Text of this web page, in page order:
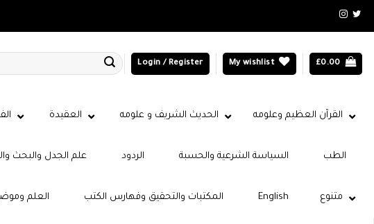
Login / Register My wishlist £0.00
القرآن العظيم وعلومه الحديث الشريف و علومه العقيدة
علم الجدل والبحث الردود السياسة الشرعية والحسبة الطب
العلم المكتبات والتحقيق وفهارس الكتب متنوع English